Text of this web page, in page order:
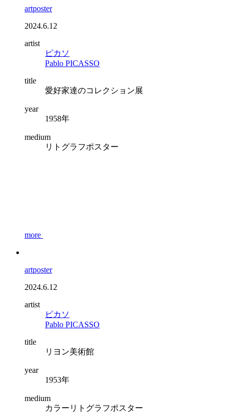
artposter
2024.6.12
artist
ピカソ
Pablo PICASSO
title
愛好家達のコレクション展
year
1958年
medium
リトグラフポスター
more
artposter
2024.6.12
artist
ピカソ
Pablo PICASSO
title
リヨン美術館
year
1953年
medium
カラーリトグラフポスター